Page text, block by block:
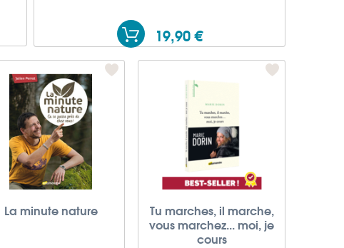
19,90 €
La minute nature
Tu marches, il marche,
vous marchez... moi, je
cours